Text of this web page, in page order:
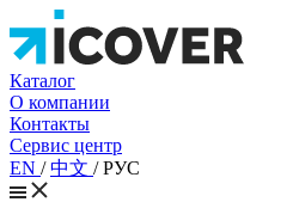
Каталог
О компании
Контакты
Сервис центр
EN /中文 /РУС